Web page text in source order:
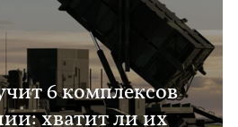
6 комплексов
хватит ли их